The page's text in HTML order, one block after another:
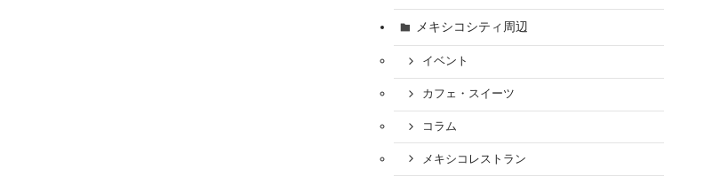
メキシコシティ周辺
イベント
カフェ・スイーツ
コラム
メキシコレストラン